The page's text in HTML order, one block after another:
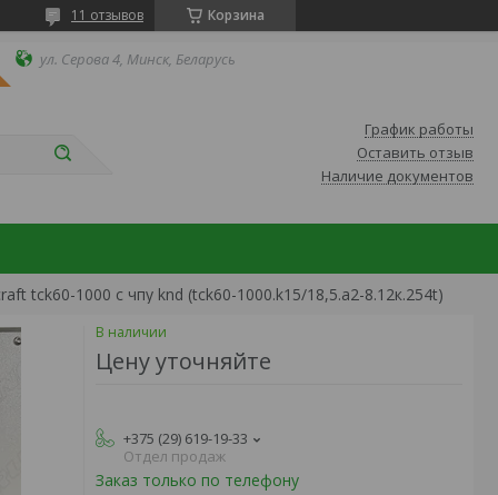
Корзина
11 отзывов
ул. Серова 4, Минск, Беларусь
График работы
Оставить отзыв
Наличие документов
tck60-1000 c чпу knd (tck60-1000.k15/18,5.a2-8.12к.254t)
В наличии
Цену уточняйте
+375 (29) 619-19-33
Отдел продаж
Заказ только по телефону